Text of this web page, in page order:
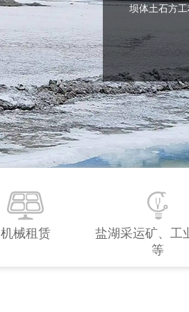
坝体土石方
机械租赁
盐湖采运矿、工
等